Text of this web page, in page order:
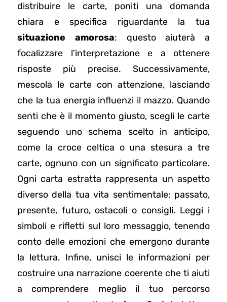
distribuire le carte, poniti una domanda
chiara e specifica riguardante la tua
situazione amorosa: questo aiuterà a
focalizzare l’interpretazione e a ottenere
risposte più precise. Successivamente,
mescola le carte con attenzione, lasciando
che la tua energia influenzi il mazzo. Quando
senti che è il momento giusto, scegli le carte
seguendo uno schema scelto in anticipo,
come la croce celtica o una stesura a tre
carte, ognuno con un significato particolare.
Ogni carta estratta rappresenta un aspetto
diverso della tua vita sentimentale: passato,
presente, futuro, ostacoli o consigli. Leggi i
simboli e rifletti sul loro messaggio, tenendo
conto delle emozioni che emergono durante
la lettura. Infine, unisci le informazioni per
costruire una narrazione coerente che ti aiuti
a comprendere meglio il tuo percorso